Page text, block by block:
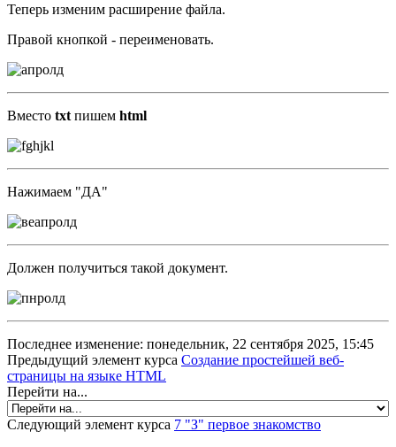
Теперь изменим расширение файла.
Правой кнопкой - переименовать.
Вместо txt пишем html
Нажимаем "ДА"
Должен получиться такой документ.
Последнее изменение: понедельник, 22 сентября 2025, 15:45
Предыдущий элемент курса Создание простейшей веб-
страницы на языке HTML
Перейти на...
Следующий элемент курса 7 "З" первое знакомство